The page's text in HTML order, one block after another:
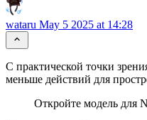
wataru May 5 2025 at 14:28
С практической точки
меньше действий для
Откройте модель для